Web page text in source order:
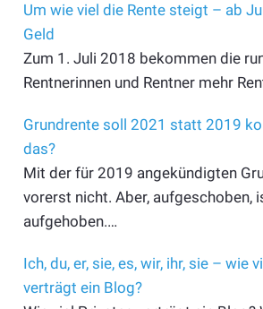
Um wie viel die Rente steigt – ab
Geld
Zum 1. Juli 2018 bekommen die
Rentnerinnen und Rentner mehr
Grundrente soll 2021 statt 2019
das?
Mit der für 2019 angekündigten
vorerst nicht. Aber, aufgeschoben,
aufgehoben.…
Ich, du, er, sie, es, wir, ihr, sie – wie
verträgt ein Blog?